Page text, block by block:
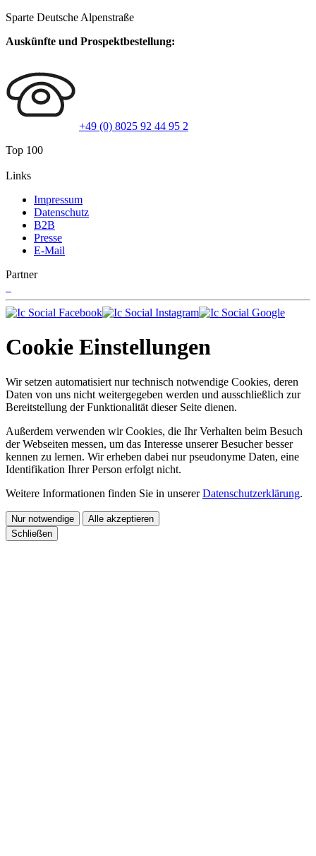
Sparte Deutsche Alpenstraße
Auskünfte und Prospektbestellung:
+49 (0) 8025 92 44 95 2
Top 100
Links
Impressum
Datenschutz
B2B
Presse
E-Mail
Partner
Cookie Einstellungen
Wir setzen automatisiert nur technisch notwendige Cookies, deren
Daten von uns nicht weitergegeben werden und ausschließlich zur
Bereitstellung der Funktionalität dieser Seite dienen.
Außerdem verwenden wir Cookies, die Ihr Verhalten beim Besuch
der Webseiten messen, um das Interesse unserer Besucher besser
kennen zu lernen. Wir erheben dabei nur pseudonyme Daten, eine
Identifikation Ihrer Person erfolgt nicht.
Weitere Informationen finden Sie in unsererDatenschutzerklärung.
Nur notwendige
Alle akzeptieren
Schließen